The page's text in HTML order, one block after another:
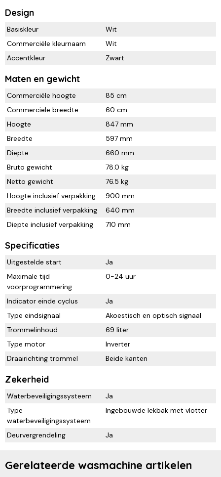
Design
Basiskleur
Wit
Commerciële kleurnaam
Wit
Accentkleur
Zwart
Maten en gewicht
Commerciële hoogte
85 cm
Commerciële breedte
60 cm
Hoogte
847 mm
Breedte
597 mm
Diepte
660 mm
Bruto gewicht
78.0 kg
Netto gewicht
76.5 kg
Hoogte inclusief verpakking
900 mm
Breedte inclusief verpakking
640 mm
Diepte inclusief verpakking
710 mm
Specificaties
Uitgestelde start
Ja
Maximale tijd
voorprogrammering
0-24 uur
Indicator einde cyclus
Ja
Type eindsignaal
Akoestisch en optisch signaal
Trommelinhoud
69 liter
Type motor
Inverter
Draairichting trommel
Beide kanten
Zekerheid
Waterbeveiligingssysteem
Ja
Type
waterbeveiligingssysteem
Ingebouwde lekbak met vlotter
Deurvergrendeling Ja
Gerelateerde wasmachine artikelen